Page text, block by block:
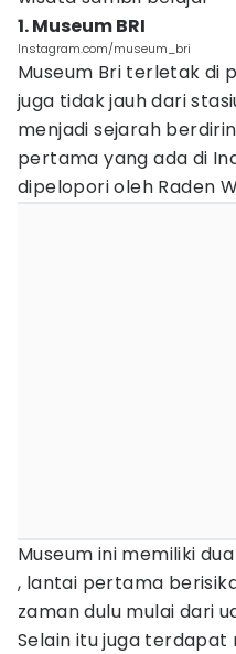
1. Museum BRI
Instagram.com/museum_bri
Museum Bri terletak di
juga tidak jauh dari
menjadi sejarah
pertama yang ada di
dipelopori oleh Raden
Museum ini memiliki
, lantai pertama
zaman dulu mulai dari
Selain itu juga